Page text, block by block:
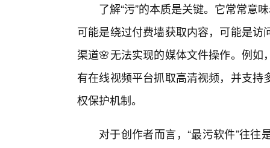
了解“污”的本质是关键。它常常意
可能是绕过付费墙获取内容，可能是
渠道🌸无法实现的媒体文件操作。例
有在线视频平台抓取高清视频，并支
权保护机制。
对于创作者而言，“最污软件”往